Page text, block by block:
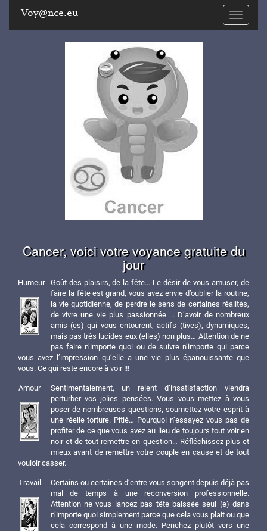
Toggle
Voy@nce.eu
Cancer, voici votre voyance gratuite du
jour
Humeur
Goût des plaisirs, de la fête… Le désir de vous amuser, de
faire la fête est grand, vous avez envie d’oublier la routine,
la vie quotidienne, de perdre le sens de certaines réalités,
de vivre une vie plus passionnée … D’avoir de nombreux
amis (es) qui vous entourent, actifs (tives), dynamiques,
mais pas très lucides eux (elles) non plus… Attention de ne
pas faire n’importe quoi ou de suivre n’importe qui parce
vous avez l’impression qu’elle a une vie plus épanouissante que
vous. Ce qui reste encore à voir !!!
Amour
Sentimentalement, un relent d’insatisfaction viendra
perturber vos jolies pensées. Vous vous mettez à vous
poser de nombreuses questions, soumettez votre esprit à
une réelle torture. Pitié… Pourquoi n’essayez vous pas de
profiter de ce que vous avez au lieu de toujours tout voir en
noir et de tout remettre en question… Réfléchissez plus et
mieux avant de remettre votre couple en cause et de tout
vouloir casser.
Travail
Certains ou certaines d’entre vous songent depuis déjà pas
mal de temps à une reconversion professionnelle.
Attention ne vous lancez pas tête baissée seul (e) dans
n’importe quoi simplement parce que cela vous plait ou que
cela correspond à une mode. Penchez plutôt vers une